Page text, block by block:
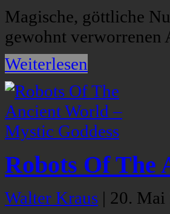
Magische, göttliche
gewohnt verworrenen
Weiterlesen
Robots Of The
Walter Kraus | 20. Mai